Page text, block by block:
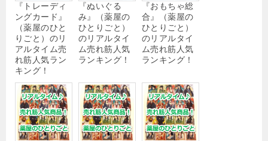
『トレーディ
ングカード』
（薬屋のひと
りごと）のリ
アルタイム売
れ筋人気ラン
キング！
『ぬいぐる
み』（薬屋の
ひとりごと）
のリアルタイ
ム売れ筋人気
ランキング！
『おもちゃ総
合』（薬屋の
ひとりごと）
のリアルタイ
ム売れ筋人気
ランキング！